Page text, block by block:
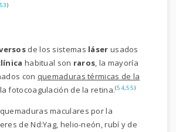
53)
de los sistemas láser usados
habitual son raros, la mayoría
con quemaduras térmicas de la
fotocoagulación de la retina.(54,55)
maculares por la
de Nd:Yag, helio-neón, rubí y de